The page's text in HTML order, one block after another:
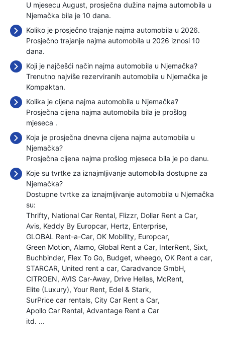
U mjesecu August, prosječna dužina najma automobila u
Njemačka bila je 10 dana.
Koliko je prosječno trajanje najma automobila u 2026.
Prosječno trajanje najma automobila u 2026 iznosi 10
dana.
Koji je najčešći način najma automobila u Njemačka?
Trenutno najviše rezerviranih automobila u Njemačka je
Kompaktan.
Kolika je cijena najma automobila u Njemačka?
Prosječna cijena najma automobila bila je prošlog
mjeseca .
Koja je prosječna dnevna cijena najma automobila u
Njemačka?
Prosječna cijena najma prošlog mjeseca bila je po danu.
Koje su tvrtke za iznajmljivanje automobila dostupne za
Njemačka?
Dostupne tvrtke za iznajmljivanje automobila u Njemačka
su:
Thrifty National Car Rental Flizzr Dollar Rent a Car
Avis Keddy By Europcar Hertz Enterprise
GLOBAL Rent-a-Car OK Mobility Europcar
Green Motion Alamo Global Rent a Car InterRent Sixt
Buchbinder Flex To Go Budget wheego OK Rent a car
STARCAR United rent a car Caradvance GmbH
CITROEN AVIS Car-Away Drive Hellas McRent
Elite (Luxury) Your Rent Edel & Stark
SurPrice car rentals City Car Rent a Car
Apollo Car Rental Advantage Rent a Car
itd. ...